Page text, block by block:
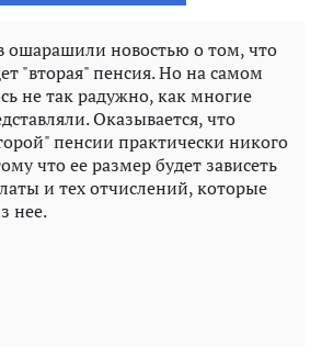
ошарашили новостью о том, что
"вторая" пенсия. Но на самом
не так радужно, как многие
Оказывается, что
пенсии практически никого
что ее размер будет зависеть
и тех отчислений, которые
нее.